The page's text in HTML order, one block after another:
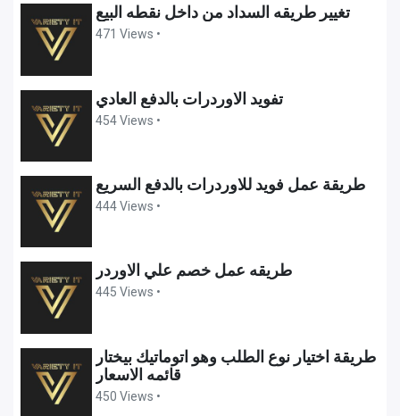
تغيير طريقه السداد من داخل نقطه البيع
471 Views •
تفويد الاوردرات بالدفع العادي
454 Views •
طريقة عمل فويد للاوردرات بالدفع السريع
444 Views •
طريقه عمل خصم علي الاوردر
445 Views •
طريقة اختيار نوع الطلب وهو اتوماتيك بيختار
قائمه الاسعار
450 Views •